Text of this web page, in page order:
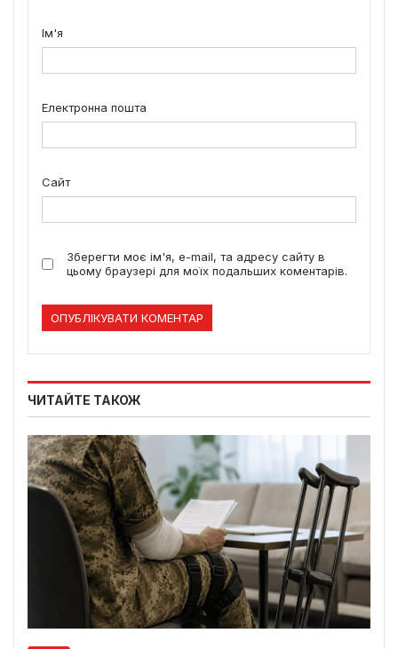
Ім'я
Електронна пошта
Сайт
Зберегти моє ім'я, e-mail, та адресу сайту в
цьому браузері для моїх подальших коментарів.
ЧИТАЙТЕ ТАКОЖ